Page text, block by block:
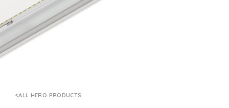
ALL HERO PRODUCTS